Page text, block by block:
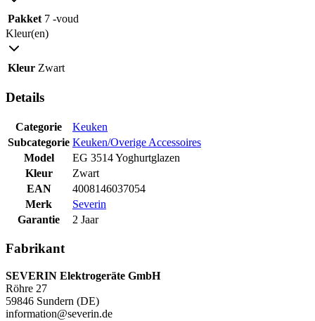
Pakket 7 -voud
Kleur(en)
Kleur Zwart
Details
Categorie
Keuken
Subcategorie Keuken/Overige Accessoires
Model
EG 3514 Yoghurtglazen
Kleur
Zwart
EAN
4008146037054
Merk
Severin
Garantie
2 Jaar
Fabrikant
SEVERIN Elektrogeräte GmbH
Röhre 27
59846 Sundern (DE)
information@severin.de